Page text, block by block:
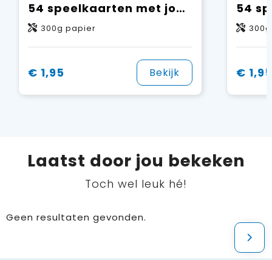
54 speelkaarten met jouw design aan één zijde
300g papier
€ 1,95 Bekijk € 1,95
Laatst door jou bekeken
Toch wel leuk hé!
Geen resultaten gevonden.